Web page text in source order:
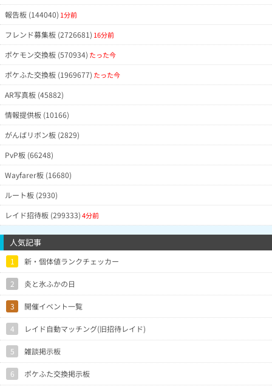
報告板 (144040) 1分前
フレンド募集板 (2726681) 16分前
ポケモン交換板 (570934) たった今
ポケふた交換板 (1969677) たった今
AR写真板 (45882)
情報提供板 (10166)
がんばリボン板 (2829)
PvP板 (66248)
Wayfarer板 (16680)
ルート板 (2930)
レイド招待板 (299333)4分前
人気記事
1 新・個体値ランクチェッカー
2 炎と氷ふかの日
3 開催イベント一覧
4 レイド自動マッチング(旧招待レイド)
5 雑談掲示板
6 ポケふた交換掲示板